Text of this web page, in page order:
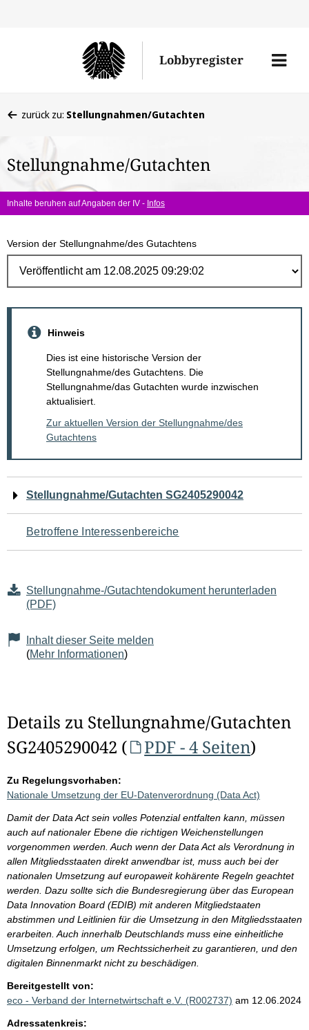
Lobbyregister
Menü
befinden
hier:
zurück zu: Stellungnahmen/Gutachten
Stellungnahme/Gutachten
Inhalte beruhen auf Angaben der IV - Infos
Version der Stellungnahme/des Gutachtens
Hinweis
Dies ist eine historische Version der
Stellungnahme/des Gutachtens. Die
Stellungnahme/das Gutachten wurde inzwischen
aktualisiert.
Zur aktuellen Version der Stellungnahme/des
Gutachtens
Navigation
für
den
Seiteninhalt
Stellungnahme/Gutachten SG2405290042
Betroffene Interessenbereiche
Stellungnahme-/Gutachtendokument herunterladen
(PDF)
Inhalt dieser Seite melden
(Mehr Informationen)
Details zu Stellungnahme/Gutachten
SG2405290042 (
PDF - 4 Seiten)
Zu Regelungsvorhaben:
Nationale Umsetzung der EU-Datenverordnung (Data Act)
Damit der Data Act sein volles Potenzial entfalten kann, müssen
auch auf nationaler Ebene die richtigen Weichenstellungen
vorgenommen werden. Auch wenn der Data Act als Verordnung in
allen Mitgliedsstaaten direkt anwendbar ist, muss auch bei der
nationalen Umsetzung auf europaweit kohärente Regeln geachtet
werden. Dazu sollte sich die Bundesregierung über das European
Data Innovation Board (EDIB) mit anderen Mitgliedstaaten
abstimmen und Leitlinien für die Umsetzung in den Mitgliedsstaaten
erarbeiten. Auch innerhalb Deutschlands muss eine einheitliche
Umsetzung erfolgen, um Rechtssicherheit zu garantieren, und den
digitalen Binnenmarkt nicht zu beschädigen.
Bereitgestellt von:
eco - Verband der Internetwirtschaft e.V. (R002737) am 12.06.2024
Adressatenkreis: